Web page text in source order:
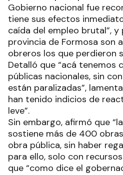
Gobierno nacional fue
tiene sus efectos
caída del empleo brutal”, y
provincia de Formosa son
obreros los que perdieron
Detalló que “acá tenemos
públicas nacionales, sin
están paralizadas”,
han tenido indicios de
leve”.
Sin embargo, afirmó que
sostiene más de 400
obra pública, sin haber
para ello, solo con
que “como dice el